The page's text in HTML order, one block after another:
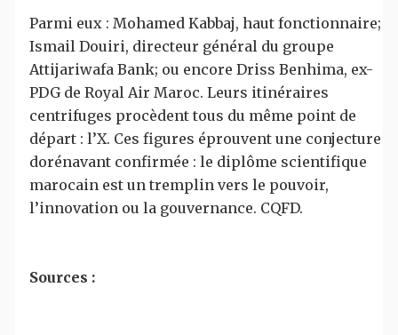
Parmi eux : Mohamed Kabbaj, haut fonctionnaire;
Ismail Douiri, directeur général du groupe
Attijariwafa Bank; ou encore Driss Benhima, ex-
PDG de Royal Air Maroc. Leurs itinéraires
centrifuges procèdent tous du même point de
départ : l’X. Ces figures éprouvent une conjecture
dorénavant confirmée : le diplôme scientifique
marocain est un tremplin vers le pouvoir,
l’innovation ou la gouvernance. CQFD.
Sources :